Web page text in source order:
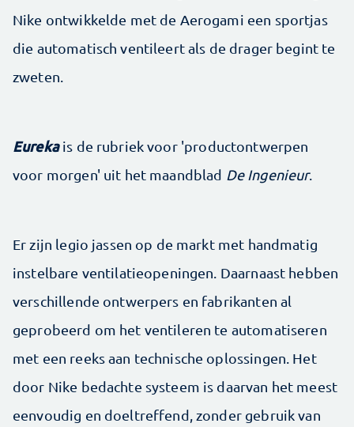
Nike ontwikkelde met de Aerogami een sportjas
die automatisch ventileert als de drager begint te
zweten.
Eureka is de rubriek voor 'productontwerpen
voor morgen' uit het maandblad De Ingenieur.
Er zijn legio jassen op de markt met handmatig
instelbare ventilatieopeningen. Daarnaast hebben
verschillende ontwerpers en fabrikanten al
geprobeerd om het ventileren te automatiseren
met een reeks aan technische oplossingen. Het
door Nike bedachte systeem is daarvan het meest
eenvoudig en doeltreffend, zonder gebruik van